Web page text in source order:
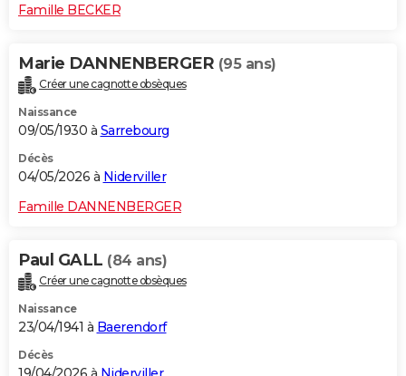
Famille BECKER
Marie DANNENBERGER (95 ans)
Créer une cagnotte obsèques
Naissance
09/05/1930 à Sarrebourg
Décès
04/05/2026 à Niderviller
Famille DANNENBERGER
Paul GALL (84 ans)
Créer une cagnotte obsèques
Naissance
23/04/1941 à Baerendorf
Décès